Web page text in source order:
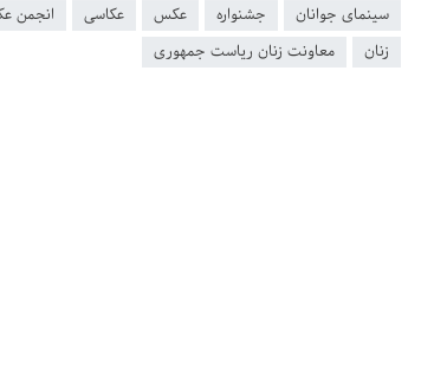
سینمای جوانان جشنواره عکس عکاسی انجمن
زنان
معاونت زنان ریاست جمهوری